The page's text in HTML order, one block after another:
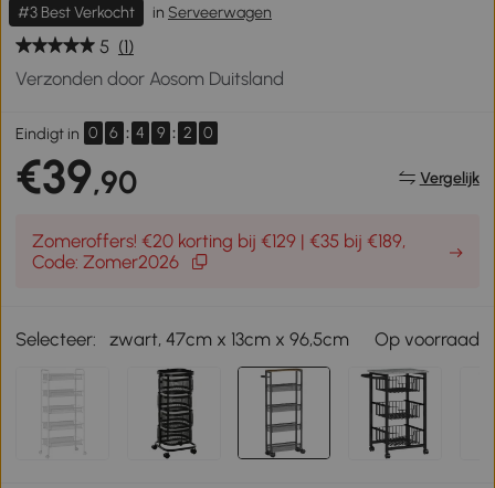
#3 Best Verkocht in Serveerwagen
5 (1)
Verzonden door Aosom Duitsland
Eindigt in 0 6 : 4 9 : 2 0
€39,90 Vergelijk
Zomeroffers! €20 korting bij €129 | €35 bij €189,
Code: Zomer2026
Selecteer: zwart, 47cm x 13cm x 96,5cm Op voorraad